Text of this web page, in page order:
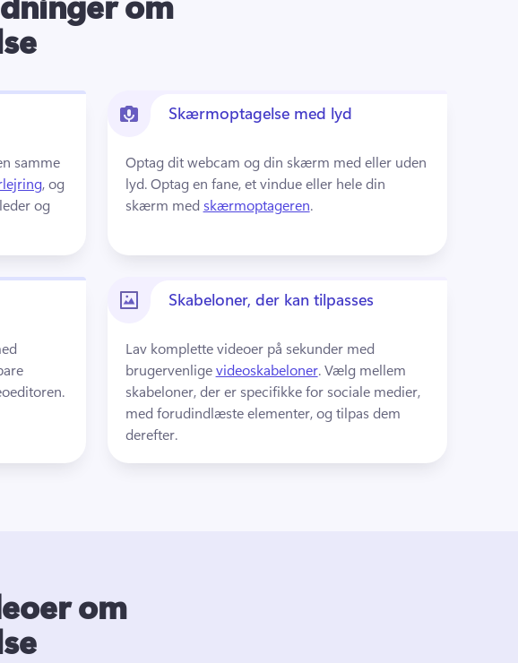
samme
, og
og
Skærmoptagelse med lyd
Optag dit webcam og din skærm med eller uden
lyd. Optag en fane, et vindue eller hele din
skærm med skærmoptageren.
Skabeloner, der kan tilpasses
Lav komplette videoer på sekunder med
brugervenlige videoskabeloner. Vælg mellem
skabeloner, der er specifikke for sociale medier,
med forudindlæste elementer, og tilpas dem
derefter.
om